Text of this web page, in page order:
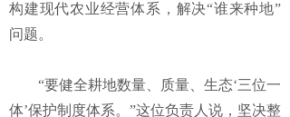
构建现代农业经营体系，解决“谁来种地”
问题。
“要健全耕地数量、质量、生态‘三位一
体’保护制度体系。”这位负责人说，坚决整